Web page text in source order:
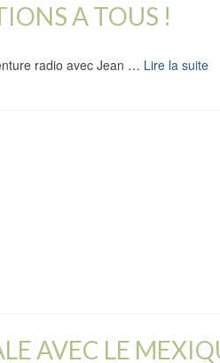
A TOUS !
radio avec Jean … Lire la suite
AVEC LE